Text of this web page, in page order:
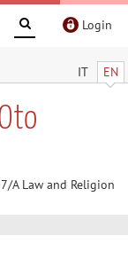
Login
IT EN
A Law and Religion